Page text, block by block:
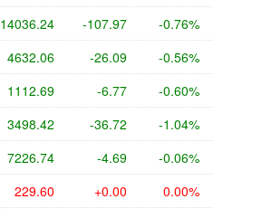
14036.24 -107.97 -0.76%
4632.06 -26.09 -0.56%
1112.69 -6.77 -0.60%
3498.42 -36.72 -1.04%
7226.74 -4.69 -0.06%
229.60 +0.00 0.00%